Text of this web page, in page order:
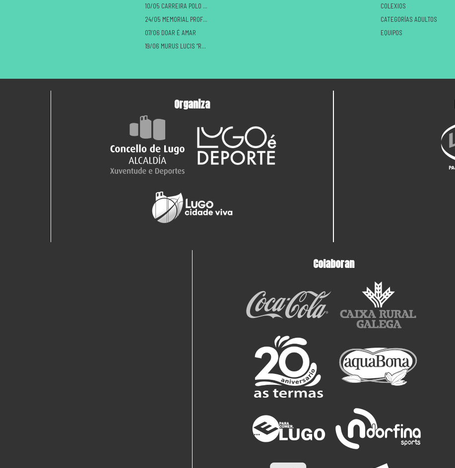
10/05 CARREIRA POLO DANO CEREBRAL
24/05 MEMORIAL PROFE ALBERTO
07/06 DOAR É AMAR
19/06 MURUS LUCIS “ROMANOS VS CASTREXOS”
COLEXIOS
CATEGORÍAS ADULTOS
EQUIPOS
Organiza
Colaboran